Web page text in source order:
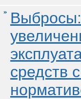
средств